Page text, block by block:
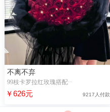
不离不弃
99枝卡罗拉红玫瑰搭配··
￥626元 9217人付款